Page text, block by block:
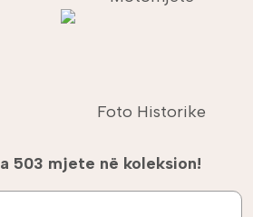
Foto Historike
503 mjete në koleksion!